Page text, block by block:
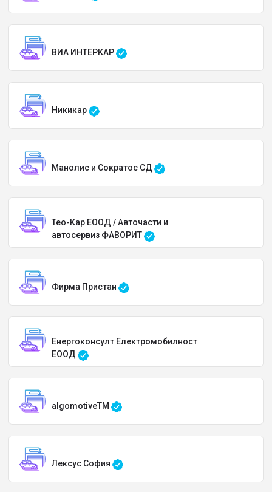
ВИА ИНТЕРКАР
Никикар
Манолис и Сократос СД
Тео-Кар ЕООД / Авточасти и
автосервиз ФАВОРИТ
Фирма Пристан
Енергоконсулт Електромобилност
ЕООД
algomotiveTM
Лексус София